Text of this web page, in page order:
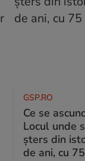
GSP.RO
Ce se
Locul unde
șters din
de ani, cu